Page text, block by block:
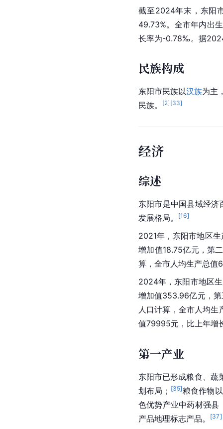
截至2024年末，东阳
49.73%。全市年内出
长率为-0.78‰。据
民族构成
东阳市民族以汉族为主
民族。
[2] [33]
经济
综述
东阳市是中国县域经济
发展格局。
[16]
2021年，东阳市地区
增加值18.75亿元，第
算，全市人均生产总值
2024年，东阳市地区
增加值353.96亿元，
人口计算，全市人均
值79995元，比上年增
第一产业
东阳市已形成粮食、蔬
划布局； [35]粮食作物
色优势产业中药材强县
产品地理标志产品。
[37]